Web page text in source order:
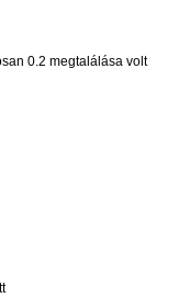
0.2 megtalálása volt